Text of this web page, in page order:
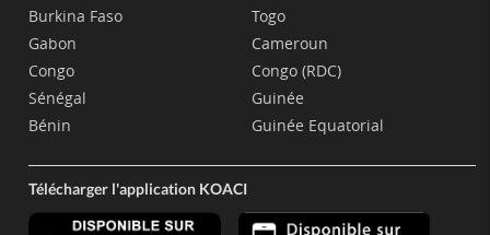
Burkina Faso
Gabon
Congo
Sénégal
Bénin
Togo
Cameroun
Congo (RDC)
Guinée
Guinée Equatorial
Télécharger l'application KOACI